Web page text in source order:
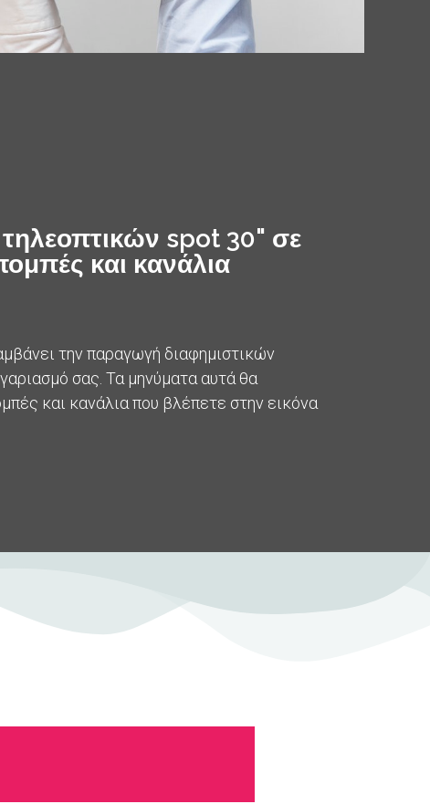
spot 30" σε
και κανάλια
την παραγωγή διαφημιστικών
σας. Τα μηνύματα αυτά θα
και κανάλια που βλέπετε στην εικόνα